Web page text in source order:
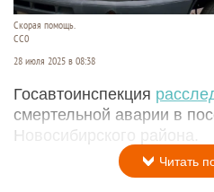
Скорая помощь.
СС0
28 июля 2025 в 08:38
Госавтоинспекция
смертельной аварии в
Новосибирского района.
Читать